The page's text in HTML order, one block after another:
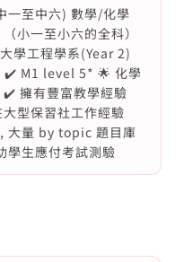
一至中六) 數學/化學
小一至小六的全科）
學工程學系(Year 2)
✔️ M1 level 5* 🌟 化學
擁有豐富教學經驗
型保習社工作經驗
大量 by topic 題目庫
學生應付考試測驗